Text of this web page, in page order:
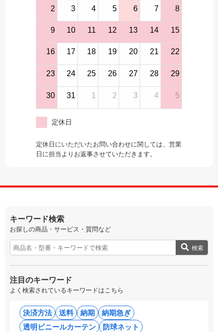
2 3 4 5 6 7 8
9 10 11 12 13 14 15
16 17 18 19 20 21 22
23 24 25 26 27 28 29
30 31 1 2 3 4 5
定休日
定休日にいただいたお問い合わせに関しては、営業
日に担当よりお返事させていただきます。
キーワード検索
お探しの商品・サービス・質問など
検索
注目のキーワード
よく検索されているキーワードはこちら
決済方法 送料 納期
納期急ぎ
透明ビニールカーテン
防球ネット